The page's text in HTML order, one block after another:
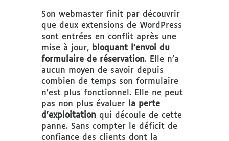
Son webmaster finit par découvrir
que deux extensions de WordPress
sont entrées en conflit après une
mise à jour, bloquant l’envoi du
formulaire de réservation. Elle n’a
aucun moyen de savoir depuis
combien de temps son formulaire
n’est plus fonctionnel. Elle ne peut
pas non plus évaluer
la perte
d’exploitationqui découle de cette
panne. Sans compter le déficit de
confiance des clients dont la